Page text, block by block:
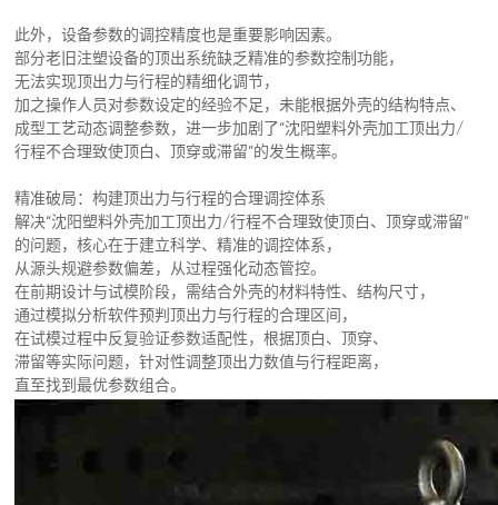
此外，设备参数的调控精度也是重要影响因素。
部分老旧注塑设备的顶出系统缺乏精准的参数控制功能，
无法实现顶出力与行程的精细化调节，
加之操作人员对参数设定的经验不足，未能根据外壳的结构特点、
成型工艺动态调整参数，进一步加剧了“沈阳塑料外壳加工顶出力/
行程不合理致使顶白、顶穿或滞留”的发生概率。
精准破局：构建顶出力与行程的合理调控体系
解决“沈阳塑料外壳加工顶出力/行程不合理致使顶白、顶穿或滞留”
的问题，核心在于建立科学、精准的调控体系，
从源头规避参数偏差，从过程强化动态管控。
在前期设计与试模阶段，需结合外壳的材料特性、结构尺寸，
通过模拟分析软件预判顶出力与行程的合理区间，
在试模过程中反复验证参数适配性，根据顶白、顶穿、
滞留等实际问题，针对性调整顶出力数值与行程距离，
直至找到最优参数组合。